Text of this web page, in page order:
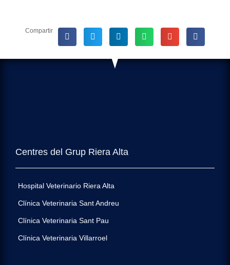
Compartir
Centres del Grup Riera Alta
Hospital Veterinario Riera Alta
Clínica Veterinaria Sant Andreu
Clínica Veterinaria Sant Pau
Clínica Veterinaria Villarroel